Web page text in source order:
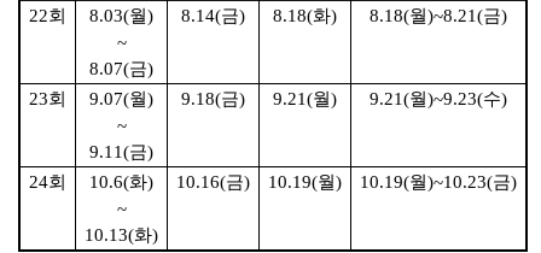
22회 8.03(월)
~
8.07(금)
8.14(금) 8.18(화) 8.18(월)~8.21(금)
23회 9.07(월)
~
9.11(금)
9.18(금) 9.21(월) 9.21(월)~9.23(수)
24회 10.6(화)
~
10.13(화)
10.16(금) 10.19(월) 10.19(월)~10.23(금)